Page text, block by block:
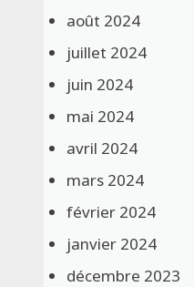
août 2024
juillet 2024
juin 2024
mai 2024
avril 2024
mars 2024
février 2024
janvier 2024
décembre 2023